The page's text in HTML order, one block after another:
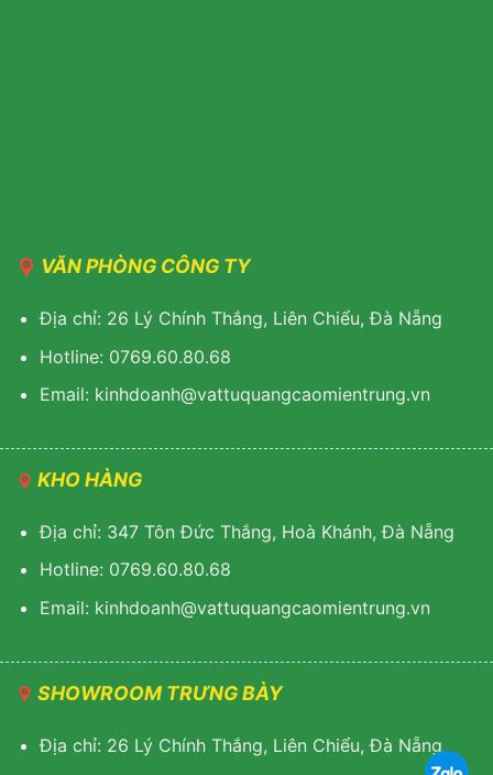
VĂN PHÒNG CÔNG TY
Địa chỉ: 26 Lý Chính Thắng, Liên Chiểu, Đà Nẵng
Hotline: 0769.60.80.68
Email: kinhdoanh@vattuquangcaomientrung.vn
KHO HÀNG
Địa chỉ: 347 Tôn Đức Thắng, Hoà Khánh, Đà Nẵng
Hotline: 0769.60.80.68
Email: kinhdoanh@vattuquangcaomientrung.vn
SHOWROOM TRƯNG BÀY
Địa chỉ: 26 Lý Chính Thắng, Liên Chiểu, Đà Nẵng